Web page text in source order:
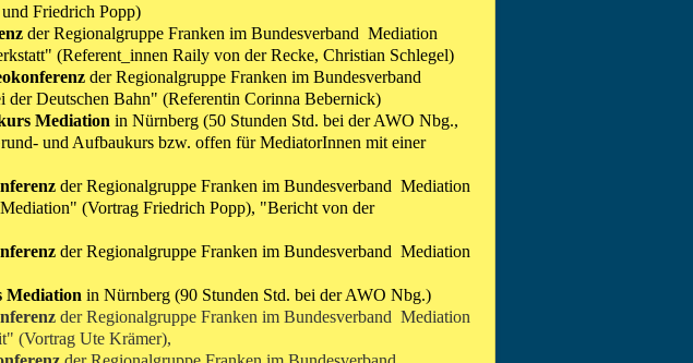
Friedrich Popp)
der Regionalgruppe Franken im Bundesverband Mediation
(Referent_innen Raily von der Recke, Christian Schlegel)
der Regionalgruppe Franken im Bundesverband
Deutschen Bahn" (Referentin Corinna Bebernick)
Mediation in Nürnberg (50 Stunden Std. bei der AWO Nbg.,
und Aufbaukurs bzw. offen für MediatorInnen mit einer
der Regionalgruppe Franken im Bundesverband Mediation
(Vortrag Friedrich Popp), "Bericht von der
der Regionalgruppe Franken im Bundesverband Mediation
Mediation in Nürnberg (90 Stunden Std. bei der AWO Nbg.)
der Regionalgruppe Franken im Bundesverband Mediation
(Vortrag Ute Krämer),